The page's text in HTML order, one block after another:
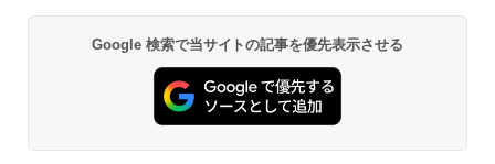
Google 検索で当サイトの記事を優先表示させる